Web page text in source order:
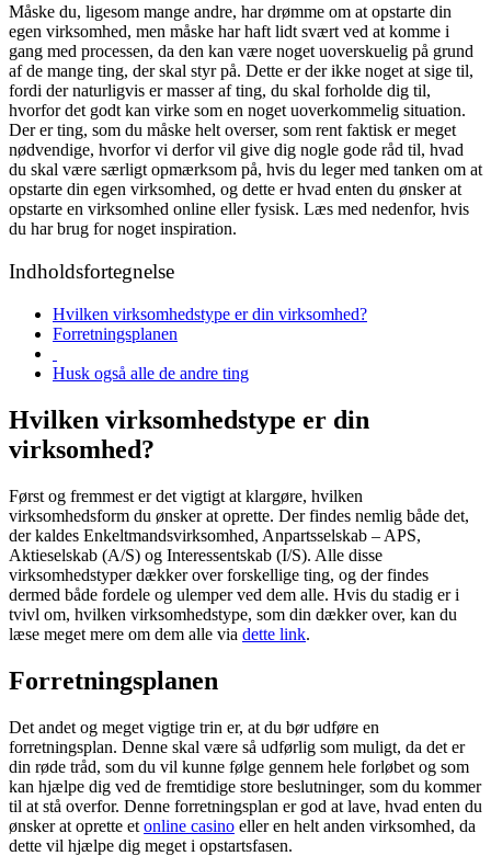
Måske du, ligesom mange andre, har drømme om at opstarte din
egen virksomhed, men måske har haft lidt svært ved at komme i
gang med processen, da den kan være noget uoverskuelig på grund
af de mange ting, der skal styr på. Dette er der ikke noget at sige til,
fordi der naturligvis er masser af ting, du skal forholde dig til,
hvorfor det godt kan virke som en noget uoverkommelig situation.
Der er ting, som du måske helt overser, som rent faktisk er meget
nødvendige, hvorfor vi derfor vil give dig nogle gode råd til, hvad
du skal være særligt opmærksom på, hvis du leger med tanken om at
opstarte din egen virksomhed, og dette er hvad enten du ønsker at
opstarte en virksomhed online eller fysisk. Læs med nedenfor, hvis
du har brug for noget inspiration.
Indholdsfortegnelse
Hvilken virksomhedstype er din virksomhed?
Forretningsplanen
Husk også alle de andre ting
Hvilken virksomhedstype er din
virksomhed?
Først og fremmest er det vigtigt at klargøre, hvilken
virksomhedsform du ønsker at oprette. Der findes nemlig både det,
der kaldes Enkeltmandsvirksomhed, Anpartsselskab – APS,
Aktieselskab (A/S) og Interessentskab (I/S). Alle disse
virksomhedstyper dækker over forskellige ting, og der findes
dermed både fordele og ulemper ved dem alle. Hvis du stadig er i
tvivl om, hvilken virksomhedstype, som din dækker over, kan du
læse meget mere om dem alle via dette link.
Forretningsplanen
Det andet og meget vigtige trin er, at du bør udføre en
forretningsplan. Denne skal være så udførlig som muligt, da det er
din røde tråd, som du vil kunne følge gennem hele forløbet og som
kan hjælpe dig ved de fremtidige store beslutninger, som du kommer
til at stå overfor. Denne forretningsplan er god at lave, hvad enten du
ønsker at oprette et online casino eller en helt anden virksomhed, da
dette vil hjælpe dig meget i opstartsfasen.